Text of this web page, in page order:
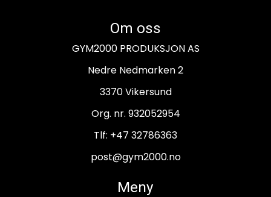
Om oss
GYM2000 PRODUKSJON AS
Nedre Nedmarken 2
3370 Vikersund
Org. nr. 932052954
Tlf: +47 32786363
post@gym2000.no
Meny